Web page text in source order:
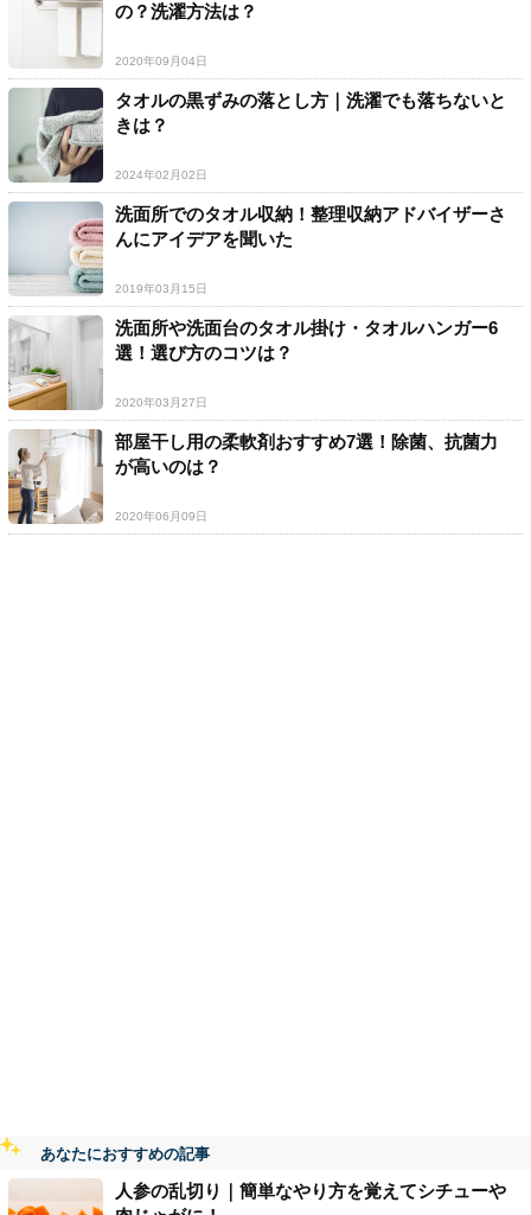
の？洗濯方法は？
2020年09月04日
タオルの黒ずみの落とし方｜洗濯でも落ちないと
きは？
2024年02月02日
洗面所でのタオル収納！整理収納アドバイザーさ
んにアイデアを聞いた
2019年03月15日
洗面所や洗面台のタオル掛け・タオルハンガー6
選！選び方のコツは？
2020年03月27日
部屋干し用の柔軟剤おすすめ7選！除菌、抗菌力
が高いのは？
2020年06月09日
あなたにおすすめの記事
人参の乱切り｜簡単なやり方を覚えてシチューや